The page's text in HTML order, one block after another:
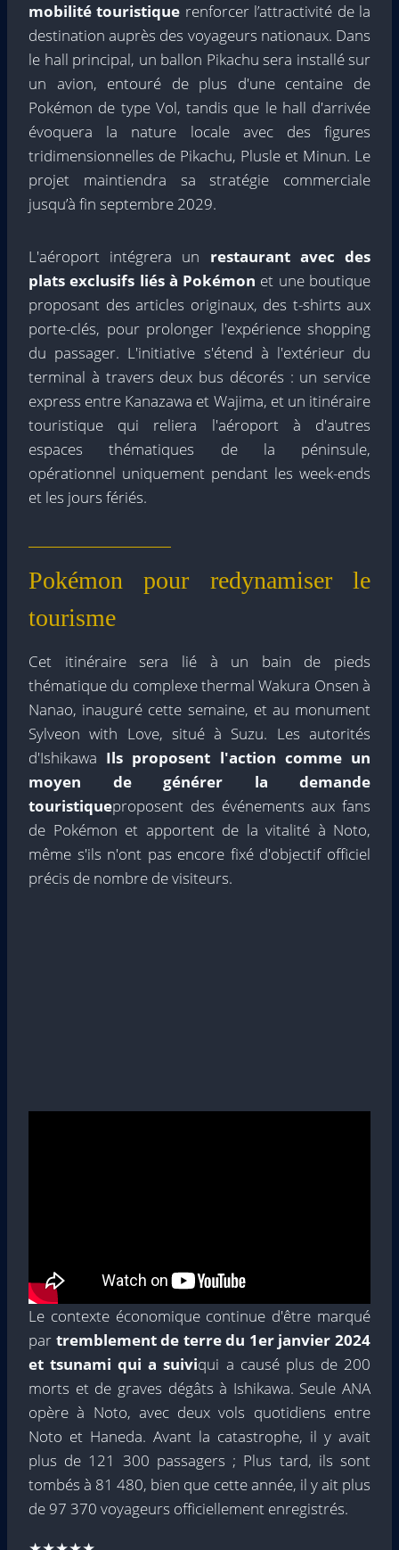
mobilité touristique renforcer l’attractivité de la
destination auprès des voyageurs nationaux. Dans
le hall principal, un ballon Pikachu sera installé sur
un avion, entouré de plus d'une centaine de
Pokémon de type Vol, tandis que le hall d'arrivée
évoquera la nature locale avec des figures
tridimensionnelles de Pikachu, Plusle et Minun. Le
projet maintiendra sa stratégie commerciale
jusqu’à fin septembre 2029.
L'aéroport intégrera un restaurant avec des
plats exclusifs liés à Pokémon et une boutique
proposant des articles originaux, des t-shirts aux
porte-clés, pour prolonger l'expérience shopping
du passager. L'initiative s'étend à l'extérieur du
terminal à travers deux bus décorés : un service
express entre Kanazawa et Wajima, et un itinéraire
touristique qui reliera l'aéroport à d'autres
espaces thématiques de la péninsule,
opérationnel uniquement pendant les week-ends
et les jours fériés.
Pokémon pour redynamiser le
tourisme
Cet itinéraire sera lié à un bain de pieds
thématique du complexe thermal Wakura Onsen à
Nanao, inauguré cette semaine, et au monument
Sylveon with Love, situé à Suzu. Les autorités
d'Ishikawa Ils proposent l'action comme un
moyen de générer la demande
touristiqueproposent des événements aux fans
de Pokémon et apportent de la vitalité à Noto,
même s'ils n'ont pas encore fixé d'objectif officiel
précis de nombre de visiteurs.
Le contexte économique continue d'être marqué
par tremblement de terre du 1er janvier 2024
et tsunami qui a suiviqui a causé plus de 200
morts et de graves dégâts à Ishikawa. Seule ANA
opère à Noto, avec deux vols quotidiens entre
Noto et Haneda. Avant la catastrophe, il y avait
plus de 121 300 passagers ; Plus tard, ils sont
tombés à 81 480, bien que cette année, il y ait plus
de 97 370 voyageurs officiellement enregistrés.